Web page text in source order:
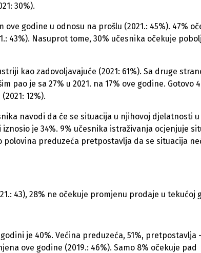
30%).
godine u odnosu na prošlu (2021.: 45%). 47%
43%). Nasuprot tome, 30% učesnika očekuje
kao zadovoljavajuće (2021: 61%). Sa druge
je sa 27% u 2021. na 17% ove godine. Gotovo
12%).
navodi da će se situacija u njihovoj djelatnosti u
je 34%. 9% učesnika istraživanja ocjenjuje
polovina preduzeća pretpostavlja da se situacija
43), 28% ne očekuje promjenu prodaje u tekućoj
je 40%. Većina preduzeća, 51%, pretpostavlja -
ove godine (2019.: 46%). Samo 8% očekuje pad